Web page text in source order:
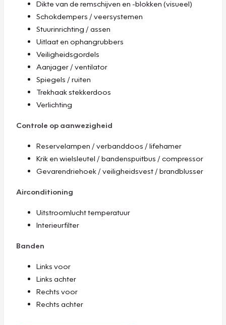
Dikte van de remschijven en -blokken (visueel)
Schokdempers / veersystemen
Stuurinrichting / assen
Uitlaat en ophangrubbers
Veiligheidsgordels
Aanjager / ventilator
Spiegels / ruiten
Trekhaak stekkerdoos
Verlichting
Controle op aanwezigheid
Reservelampen / verbanddoos / lifehamer
Krik en wielsleutel / bandenspuitbus / compressor
Gevarendriehoek / veiligheidsvest / brandblusser
Airconditioning
Uitstroomlucht temperatuur
Interieurfilter
Banden
Links voor
Links achter
Rechts voor
Rechts achter